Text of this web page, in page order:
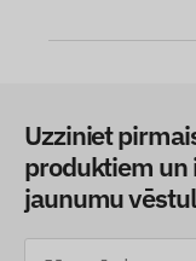
Uzziniet
produktiem un
jaunumu